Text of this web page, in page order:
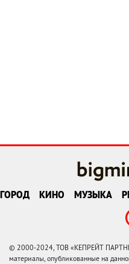
ГОРОД КИНО МУЗЫКА
© 2000-2024, ТОВ «КЕПРЕЙТ
материалы, опубликованные на